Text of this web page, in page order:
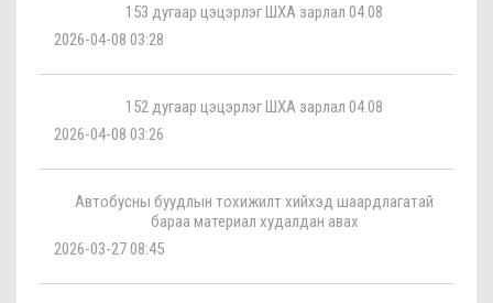
153 дугаар цэцэрлэг ШХА зарлал 04.08
2026-04-08 03:28
152 дугаар цэцэрлэг ШХА зарлал 04.08
2026-04-08 03:26
Автобусны буудлын тохижилт хийхэд шаардлагатай
бараа материал худалдан авах
2026-03-27 08:45